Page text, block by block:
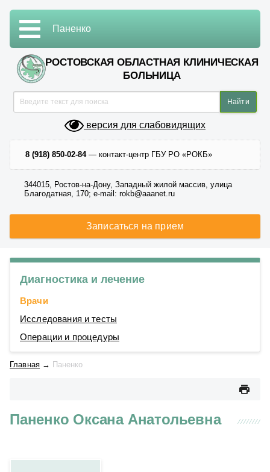
РОСТОВСКАЯ ОБЛАСТНАЯ КЛИНИЧЕСКАЯ
БОЛЬНИЦА
версия для слабовидящих
8 (918) 850-02-84— контакт-центр ГБУ РО «РОКБ»
344015, Ростов-на-Дону, Западный жилой массив, улица
Благодатная, 170; e-mail: rokb@aaanet.ru
Записаться на прием
Паненко
Диагностика и лечение
Врачи
Исследования и тесты
Операции и процедуры
Главная → Паненко
Паненко Оксана Анатольевна